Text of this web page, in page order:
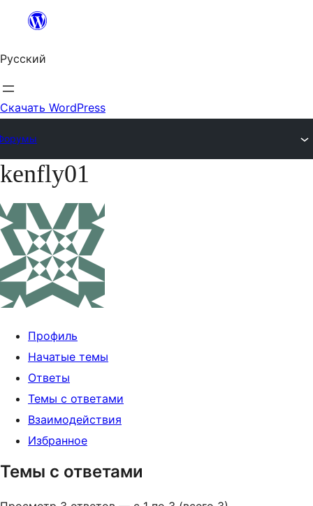
Перейти
содержимому
Русский
Скачать WordPress
Перейти
содержимому
kenfly01
Профиль
Начатые темы
Ответы
Темы с ответами
Взаимодействия
Избранное
Темы с ответами